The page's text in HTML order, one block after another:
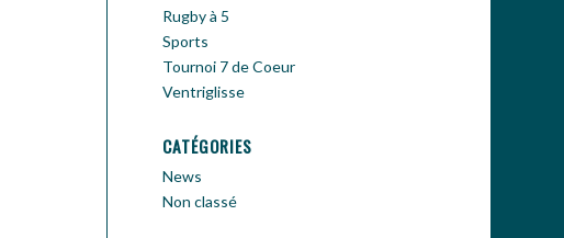
Rugby à 5
Sports
Tournoi 7 de Coeur
Ventriglisse
CATÉGORIES
News
Non classé